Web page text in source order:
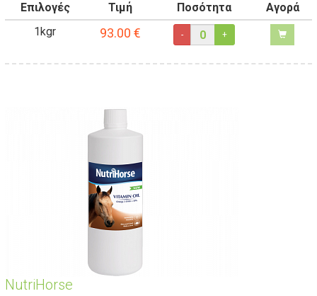
Επιλογές
Τιμή Ποσότητα
Αγορά
1kgr
93.00 € - +
NutriHorse